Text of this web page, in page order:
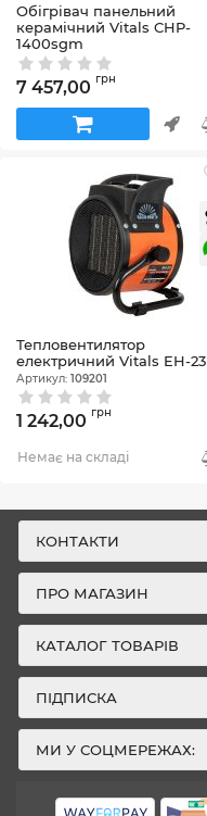
Обігрівач панельний
керамічний Vitals CHP-
1400sgm
Артикул:181980
7 457,00 грн
Тепловентилятор
електричний Vitals EH-23
Артикул: 109201
1 242,00 грн
Немає на складі
КОНТАКТИ
ПРО МАГАЗИН
КАТАЛОГ ТОВАРІВ
ПІДПИСКА
МИ У СОЦМЕРЕЖАХ: